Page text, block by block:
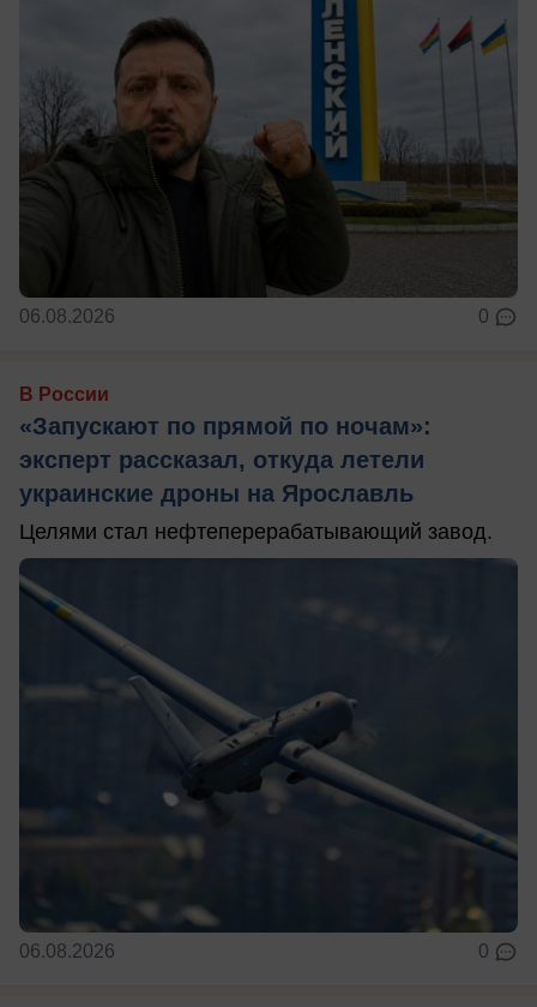
06.08.2026 0
В России
«Запускают по прямой по ночам»:
эксперт рассказал, откуда летели
украинские дроны на Ярославль
Целями стал нефтеперерабатывающий завод.
06.08.2026 0